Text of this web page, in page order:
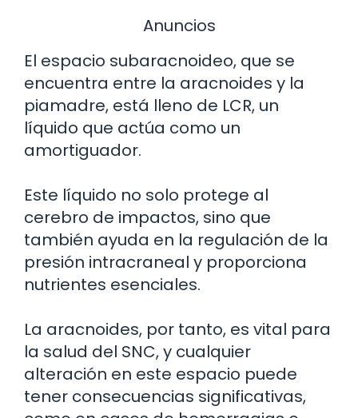
Anuncios
El espacio subaracnoideo, que se
encuentra entre la aracnoides y la
piamadre, está lleno de LCR, un
líquido que actúa como un
amortiguador.
Este líquido no solo protege al
cerebro de impactos, sino que
también ayuda en la regulación de la
presión intracraneal y proporciona
nutrientes esenciales.
La aracnoides, por tanto, es vital para
la salud del SNC, y cualquier
alteración en este espacio puede
tener consecuencias significativas,